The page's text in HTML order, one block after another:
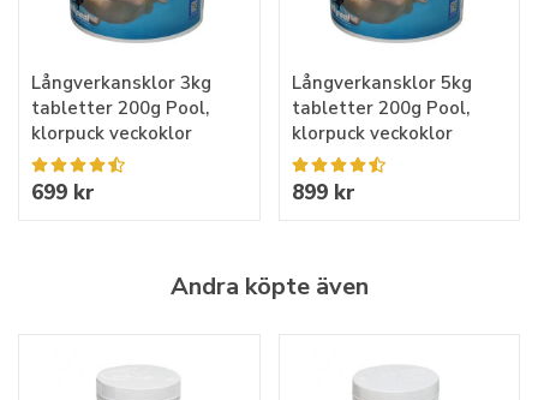
Långverkansklor 3kg
tabletter 200g Pool,
klorpuck veckoklor
699 kr
Långverkansklor 5kg
tabletter 200g Pool,
klorpuck veckoklor
899 kr
Andra köpte även